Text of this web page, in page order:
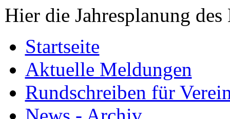
Hier die Jahresplanung
Startseite
Aktuelle Meldungen
Rundschreiben für